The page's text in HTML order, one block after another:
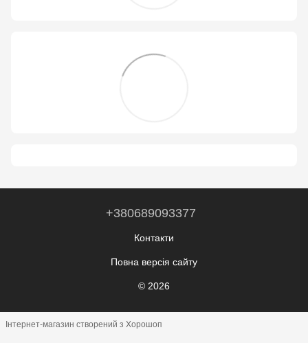
+380689093377
Контакти
Повна версія сайту
© 2026
Інтернет-магазин створений з Хорошоп